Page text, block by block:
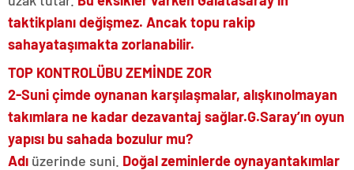
taktikplanı değişmez. Ancak topu rakip
sahayataşımakta zorlanabilir.
TOP KONTROLÜBU ZEMİNDE ZOR
2-Suni çimde oynanan karşılaşmalar, alışkınolmayan
takımlara ne kadar dezavantaj sağlar.G.Saray’ın oyun
yapısı bu sahada bozulur mu?
Adı üzerinde suni. Doğal zeminlerde oynayantakımlar